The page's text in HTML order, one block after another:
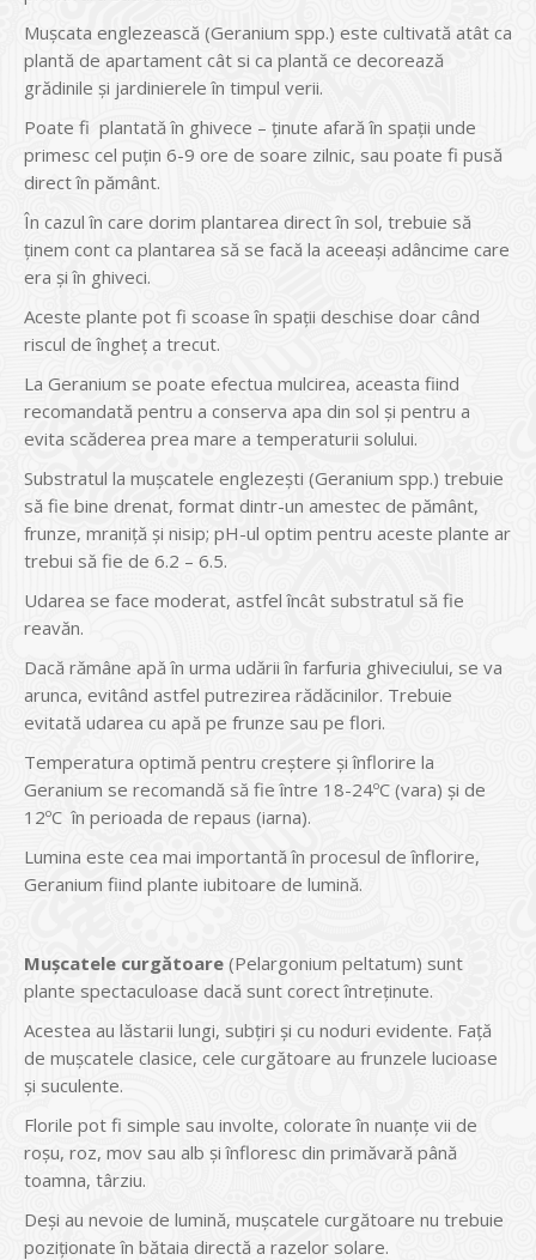
Mușcata englezească (Geranium spp.) este cultivată atât ca
plantă de apartament cât si ca plantă ce decorează
grădinile și jardinierele în timpul verii.
Poate fi plantată în ghivece – ținute afară în spații unde
primesc cel puțin 6-9 ore de soare zilnic, sau poate fi pusă
direct în pământ.
În cazul în care dorim plantarea direct în sol, trebuie să
ținem cont ca plantarea să se facă la aceeași adâncime care
era și în ghiveci.
Aceste plante pot fi scoase în spații deschise doar când
riscul de îngheț a trecut.
La Geranium se poate efectua mulcirea, aceasta fiind
recomandată pentru a conserva apa din sol și pentru a
evita scăderea prea mare a temperaturii solului.
Substratul la mușcatele englezești (Geranium spp.) trebuie
să fie bine drenat, format dintr-un amestec de pământ,
frunze, mraniță și nisip; pH-ul optim pentru aceste plante ar
trebui să fie de 6.2 – 6.5.
Udarea se face moderat, astfel încât substratul să fie
reavăn.
Dacă rămâne apă în urma udării în farfuria ghiveciului, se va
arunca, evitând astfel putrezirea rădăcinilor. Trebuie
evitată udarea cu apă pe frunze sau pe flori.
Temperatura optimă pentru creștere și înflorire la
Geranium se recomandă să fie între 18-24ºC (vara) și de
12ºC în perioada de repaus (iarna).
Lumina este cea mai importantă în procesul de înflorire,
Geranium fiind plante iubitoare de lumină.
Mușcatele curgătoare (Pelargonium peltatum) sunt
plante spectaculoase dacă sunt corect întreținute.
Acestea au lăstarii lungi, subțiri și cu noduri evidente. Față
de mușcatele clasice, cele curgătoare au frunzele lucioase
și suculente.
Florile pot fi simple sau involte, colorate în nuanțe vii de
roșu, roz, mov sau alb și înfloresc din primăvară până
toamna, târziu.
Deși au nevoie de lumină, mușcatele curgătoare nu trebuie
poziționate în bătaia directă a razelor solare.